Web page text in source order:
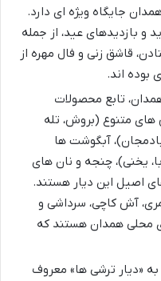
جایگاه ویژه ای دارد.
و بازدیدهای عید، از جمله
قاشق زنی و فال مهره از
بوده اند.
تابع محصولات
متنوع (بروش، تله
آبگوشت ها
یخنی)، چنجه و نان های
اصیل این دیار هستند.
آش کاچی، سرداشی و
محلی همدان هستند که
«دیار ترشی ها» معروف